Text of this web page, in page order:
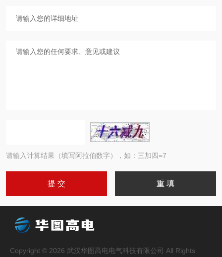
请输入计算结果（填写阿拉伯数字），如：三加四=7
Copyright © 2026 武汉华图高电电气科技有限公司 All Rights